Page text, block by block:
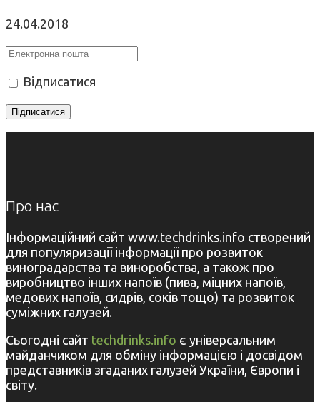
24.04.2018
Відписатися
Про нас
Інформаційний сайт www.techdrinks.info створений
для популяризації інформації про розвиток
виноградарства та виноробства, а також про
виробництво інших напоїв (пива, міцних напоїв,
медових напоїв, сидрів, соків тощо) та розвиток
суміжних галузей.
Сьогодні сайт techdrinks.info є універсальним
майданчиком для обміну інформацією і досвідом
представників згаданих галузей України, Європи і
світу.